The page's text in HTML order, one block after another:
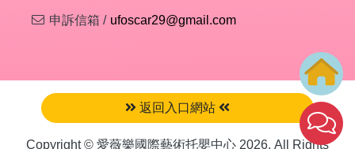
申訴信箱 / ufoscar29@gmail.com
返回入口網站
Copyright © 愛薇樂國際藝術托嬰中心 2026. All Rights